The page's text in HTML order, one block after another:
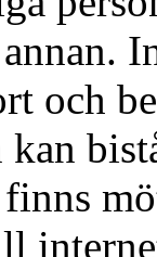
och
kan